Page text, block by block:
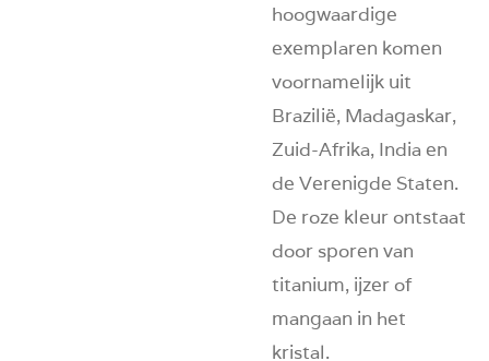
hoogwaardige
exemplaren komen
voornamelijk uit
Brazilië, Madagaskar,
Zuid-Afrika, India en
de Verenigde Staten.
De roze kleur ontstaat
door sporen van
titanium, ijzer of
mangaan in het
kristal.